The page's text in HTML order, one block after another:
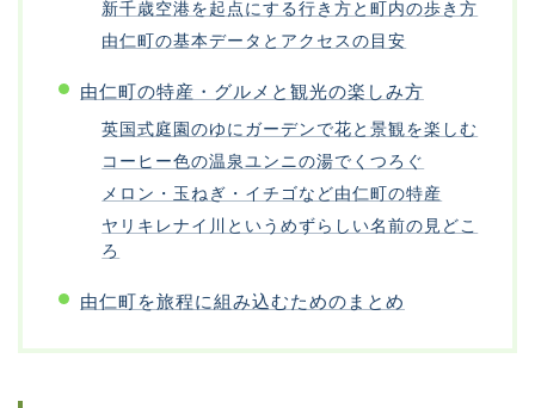
新千歳空港を起点にする行き方と町内の歩き方
由仁町の基本データとアクセスの目安
由仁町の特産・グルメと観光の楽しみ方
英国式庭園のゆにガーデンで花と景観を楽しむ
コーヒー色の温泉ユンニの湯でくつろぐ
メロン・玉ねぎ・イチゴなど由仁町の特産
ヤリキレナイ川というめずらしい名前の見どこ
ろ
由仁町を旅程に組み込むためのまとめ